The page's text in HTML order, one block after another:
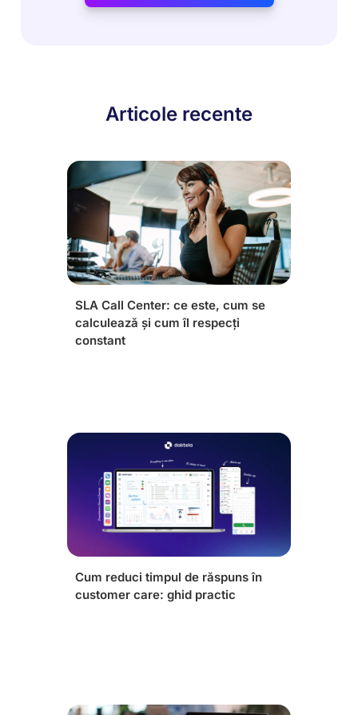
Articole recente
SLA Call Center: ce este, cum se
calculează și cum îl respecți
constant
Cum reduci timpul de răspuns în
customer care: ghid practic